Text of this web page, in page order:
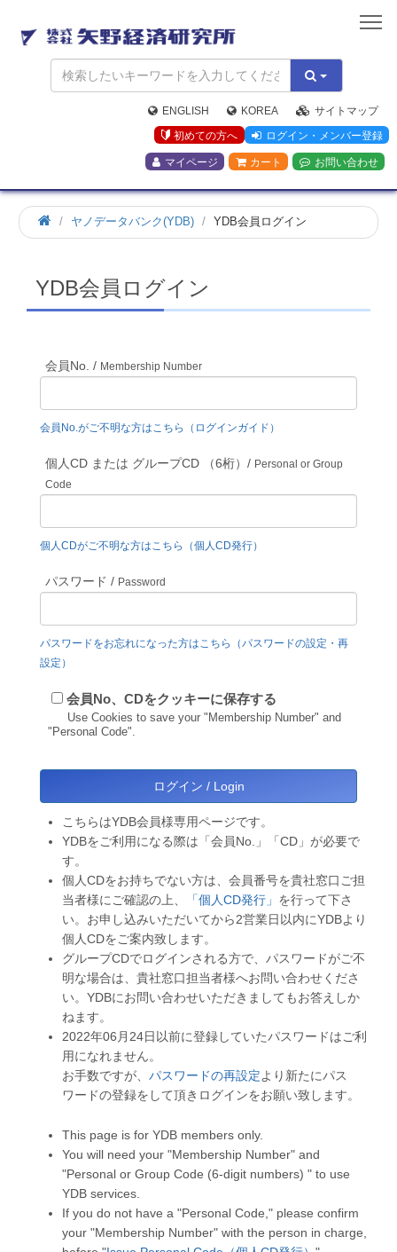
矢
野
経
済
研
究
所
ENGLISH KOREA
サイトマップ
初めての方へ
ログイン・メンバー登録
マイページ カート お問い合わせ
ホ
ー
ヤノデータバンク(YDB) YDB会員ログイン
YDB会員ログイン
会員No. / Membership Number
会員No.がご不明な方はこちら（ログインガイド）
個人CD または グループCD （6桁）/ Personal or Group
Code
個人CDがご不明な方はこちら（個人CD発行）
パスワード / Password
パスワードをお忘れになった方はこちら（パスワードの設定・再
設定）
会員No、CDをクッキーに保存する
Use Cookies to save your "Membership Number" and
"Personal Code".
こちらはYDB会員様専用ページです。
YDBをご利用になる際は「会員No.」「CD」が必要で
す。
個人CDをお持ちでない方は、会員番号を貴社窓口ご担
当者様にご確認の上、
「個人CD発行」 を行って下さ
い。お申し込みいただいてから2営業日以内にYDBより
個人CDをご案内致します。
グループCDでログインされる方で、パスワードがご不
明な場合は、貴社窓口担当者様へお問い合わせくださ
い。YDBにお問い合わせいただきましてもお答えしか
ねます。
2022年06月24日以前に登録していたパスワードはご利
用になれません。
お手数ですが、 パスワードの再設定より新たにパス
ワードの登録をして頂きログインをお願い致します。
This page is for YDB members only.
You will need your "Membership Number" and
"Personal or Group Code (6-digit numbers) " to use
YDB services.
If you do not have a "Personal Code," please confirm
your "Membership Number" with the person in charge,